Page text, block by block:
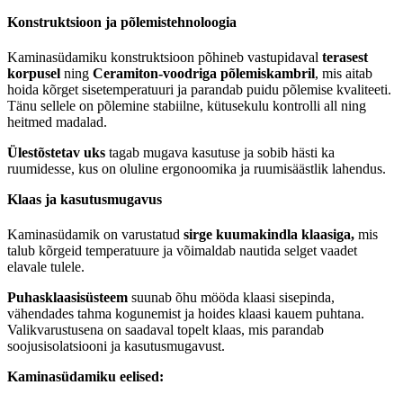
Konstruktsioon ja põlemistehnoloogia
Kaminasüdamiku konstruktsioon põhineb vastupidaval terasest
korpusel ning Ceramiton-voodriga põlemiskambril, mis aitab
hoida kõrget sisetemperatuuri ja parandab puidu põlemise kvaliteeti.
Tänu sellele on põlemine stabiilne, kütusekulu kontrolli all ning
heitmed madalad.
Ülestõstetav uks tagab mugava kasutuse ja sobib hästi ka
ruumidesse, kus on oluline ergonoomika ja ruumisäästlik lahendus.
Klaas ja kasutusmugavus
Kaminasüdamik on varustatud sirge kuumakindla klaasiga, mis
talub kõrgeid temperatuure ja võimaldab nautida selget vaadet
elavale tulele.
Puhasklaasisüsteem suunab õhu mööda klaasi sisepinda,
vähendades tahma kogunemist ja hoides klaasi kauem puhtana.
Valikvarustusena on saadaval topelt klaas, mis parandab
soojusisolatsiooni ja kasutusmugavust.
Kaminasüdamiku eelised: